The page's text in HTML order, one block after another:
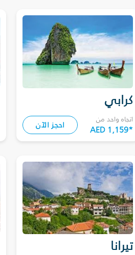
كرابي
اتجاه واحد من
AED 1,159* احجز الآن
تيرانا